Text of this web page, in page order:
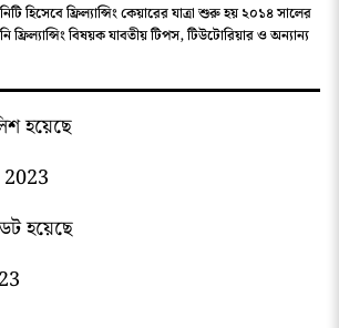
হিসেবে ফ্রিল্যান্সিং কেয়ারের যাত্রা শুরু হয় ২০১৪ সালের
ফ্রিল্যান্সিং বিষয়ক যাবতীয় টিপস, টিউটোরিয়ার ও অন্যান্য
হয়েছে
হয়েছে